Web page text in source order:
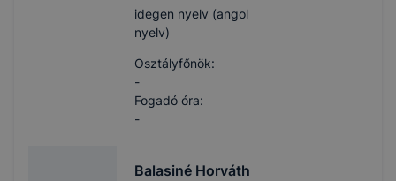
idegen nyelv (angol
nyelv)
Osztályfőnök:
-
Fogadó óra:
-
Balasiné Horváth